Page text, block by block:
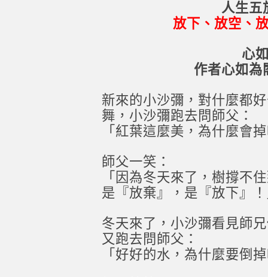
人生五
放下、放空、
心
作者心如為
新來的小沙彌，對什麼都
舞，小沙彌跑去問師父：
「紅葉這麼美，為什麼會
師父一笑：
「因為冬天來了，樹撐不
是『放棄』，是『放下』
冬天來了，小沙彌看見師
又跑去問師父：
「好好的水，為什麼要倒